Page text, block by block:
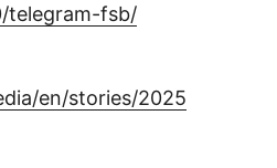
telegram-fsb/
en/stories/2025